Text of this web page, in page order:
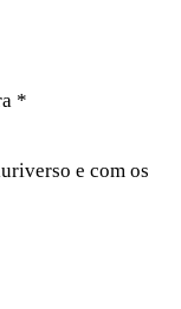
*
e com os